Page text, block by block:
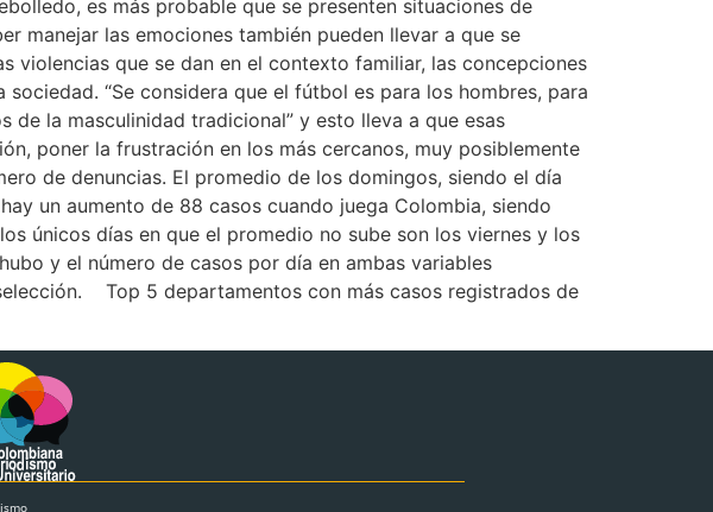
es más probable que se presenten situaciones de
manejar las emociones también pueden llevar a que se
que se dan en el contexto familiar, las concepciones
“Se considera que el fútbol es para los hombres, para
de la masculinidad tradicional” y esto lleva a que esas
poner la frustración en los más cercanos, muy posiblemente
de denuncias. El promedio de los domingos, siendo el día
un aumento de 88 casos cuando juega Colombia, siendo
únicos días en que el promedio no sube son los viernes y los
y el número de casos por día en ambas variables
Top 5 departamentos con más casos registrados de